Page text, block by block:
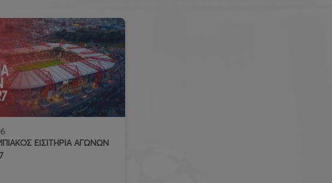
ΕΙΣΙΤΗΡΙΑ ΑΓΩΝΩΝ